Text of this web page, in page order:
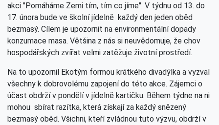
akci "Pomáháme Zemi tím, tím co jíme". V týdnu od 13. do
17. února bude ve školní jídelně každý den jeden oběd
bezmasý. Cílem je upozornit na environmentální dopady
konzumace masa. Většina z nás si neuvědomuje, že chov
hospodářských zvířat velmi zatěžuje životní prostředí.
Na to upozornil Ekotým formou krátkého divadýlka a vyzval
všechny k dobrovolému zapojení do této akce. Zájemci o
účast obdrží v pondělí v jídelně kartičku. Během týdne na ni
mohou sbírat razítka, která získají za každý snězený
bezmasý oběd. Všichni, kteří zvládnou tuto výzvu, obdrží v